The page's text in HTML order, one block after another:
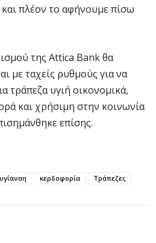
και πλέον το αφήνουμε πίσω
της Attica Bank θα
με ταχείς ρυθμούς για να
τράπεζα υγιή οικονομικά,
και χρήσιμη στην κοινωνία
επίσης.
κερδοφορία Τράπεζες